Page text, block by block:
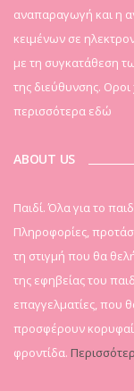
αναπαραγωγή και η
κειμένων σε
με τη συγκατάθεση
της διεύθυνσης.
περισσότερα εδώ
ABOUT US
Παιδί. Όλα για το
Πληροφορίες,
τη στιγμή που θα
της εφηβείας του
επαγγελματίες, που
προσφέρουν
φροντίδα.